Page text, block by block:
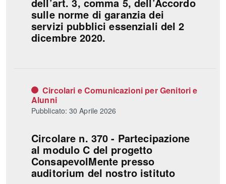
sulle norme di garanzia dei
servizi pubblici essenziali del 2
dicembre 2020.
Circolari e Comunicazioni per Genitori e
Alunni
Pubblicato: 30 Aprile 2026
Circolare n. 370 - Partecipazione
al modulo C del progetto
ConsapevolMente presso
auditorium del nostro istituto